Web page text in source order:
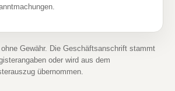
Gewähr. Die Geschäftsanschrift stammt
oder wird aus dem
übernommen.